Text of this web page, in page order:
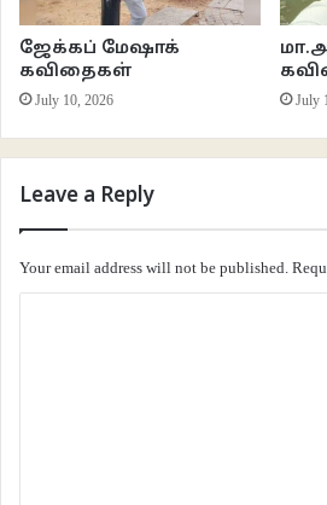
நிலை புரியும் வரை
நம்மால் ஏதும் செய்ய முடியாது.
மிதத்தலின் இதம்
மலை இப்படியாய் தன்னை
ஜேக்கப் மேஷாக்
கவிதைகள்
July 10, 2026 July
Leave a Reply
Your email address will not be published.